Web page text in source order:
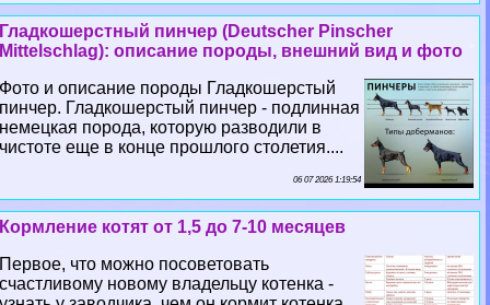
Гладкошерстный пинчер (Deutscher Pinscher
Mittelschlag): описание породы, внешний вид и фото
Фото и описание породы Гладкошерстый
пинчер. Гладкошерстый пинчер - подлинная
немецкая порода, которую разводили в
чистоте еще в конце прошлого столетия....
06 07 2026 1:19:54
Кормление котят от 1,5 до 7-10 месяцев
Первое, что можно посоветовать
счастливому новому владельцу котенка -